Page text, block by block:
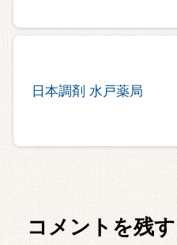
コメントを残す